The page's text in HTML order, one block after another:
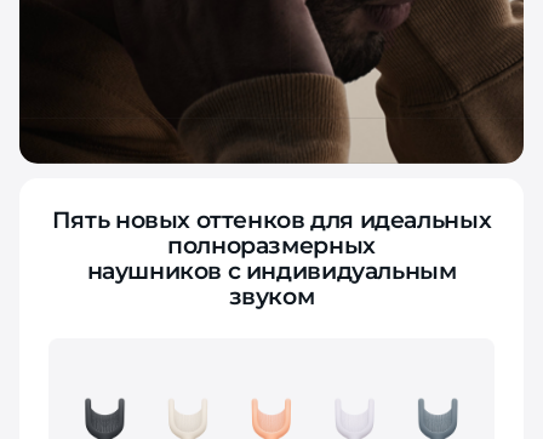
Пять новых оттенков для идеальных
полноразмерных
наушников с индивидуальным
звуком